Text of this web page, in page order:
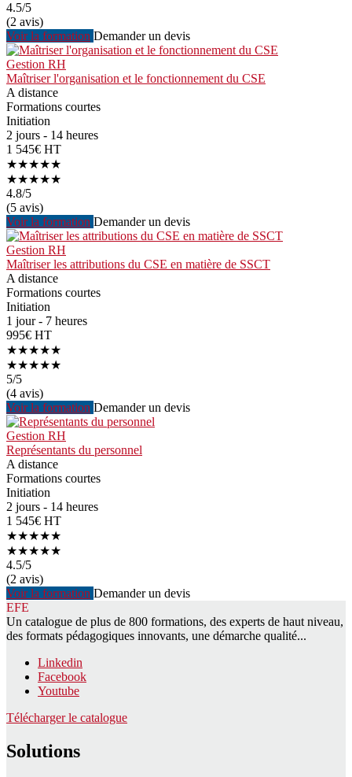
4.5/5
(2 avis)
Voir la formation Demander un devis
Gestion RH
Maîtriser l'organisation et le fonctionnement du CSE
A distance
Formations courtes
Initiation
2 jours - 14 heures
1 545€ HT
★★★★★
★★★★★
4.8/5
(5 avis)
Voir la formation Demander un devis
Gestion RH
Maîtriser les attributions du CSE en matière de SSCT
A distance
Formations courtes
Initiation
1 jour - 7 heures
995€ HT
★★★★★
★★★★★
5/5
(4 avis)
Voir la formation Demander un devis
Gestion RH
Représentants du personnel
A distance
Formations courtes
Initiation
2 jours - 14 heures
1 545€ HT
★★★★★
★★★★★
4.5/5
(2 avis)
Voir la formation Demander un devis
EFE
Un catalogue de plus de 800 formations, des experts de haut niveau,
des formats pédagogiques innovants, une démarche qualité...
Linkedin
Facebook
Youtube
Télécharger le catalogue
Solutions